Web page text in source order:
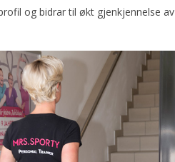
og bidrar til økt gjenkjennelse